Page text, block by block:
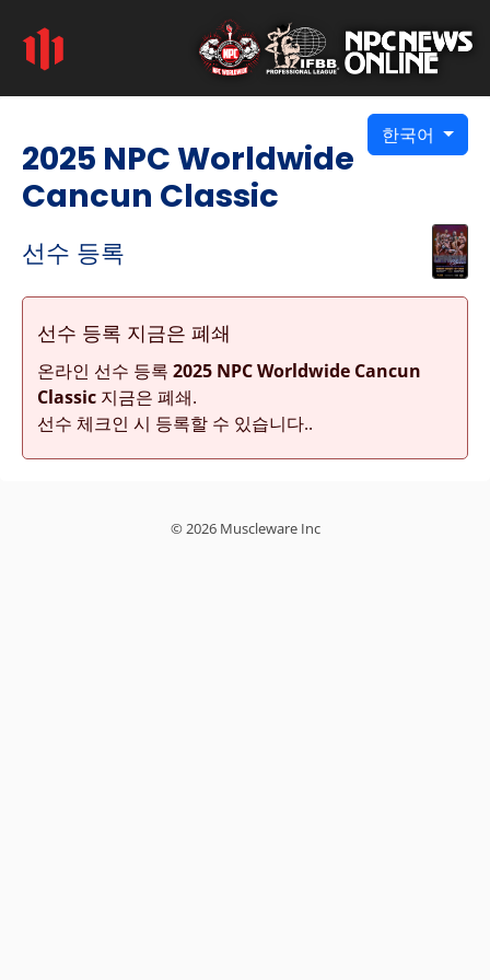
한국어
2025 NPC Worldwide
Cancun Classic
선수 등록
선수 등록 지금은 폐쇄
온라인 선수 등록 2025 NPC Worldwide Cancun
Classic지금은 폐쇄.
선수 체크인 시 등록할 수 있습니다..
© 2026 Muscleware Inc